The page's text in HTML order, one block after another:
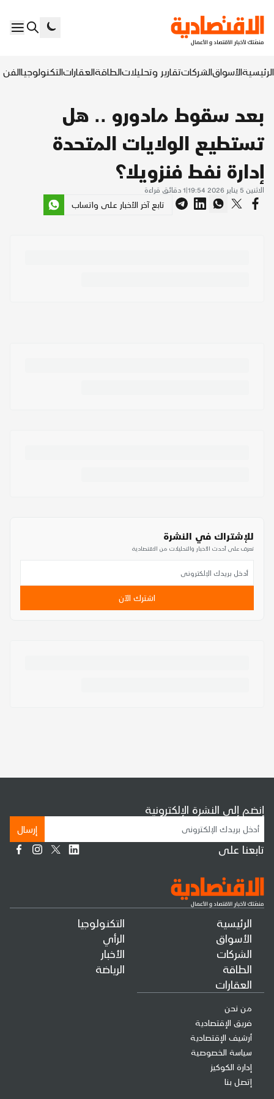
الرئيسيةالأسواقالشركاتتقارير وتحليلاتالطاقةالعقاراتالتكنولوجياالفن
بعد سقوط مادورو .. هل
تستطيع الولايات المتحدة
إدارة نفط فنزويلا؟
الاثنين 5 يناير 2026 19:54 |
1 دقائق قراءة
تابع آخر الأخبار على واتساب
للإشتراك في النشرة
تعرف على أحدث الأخبار والتحليلات من الاقتصادية
اشترك الآن
الرئيسية
الأسواق
الشركات
الطاقة
العقارات
التكنولوجيا
الرأي
الأخبار
الرياضة
من نحن
فريق الإقتصادية
أرشيف الإقتصادية
سياسة الخصوصية
إدارة الكوكيز
إتصل بنا
إنضم إلى النشرة الإلكترونية
إرسال
تابعنا على